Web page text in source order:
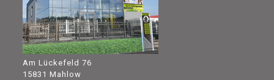
Am Lückefeld 76
15831 Mahlow